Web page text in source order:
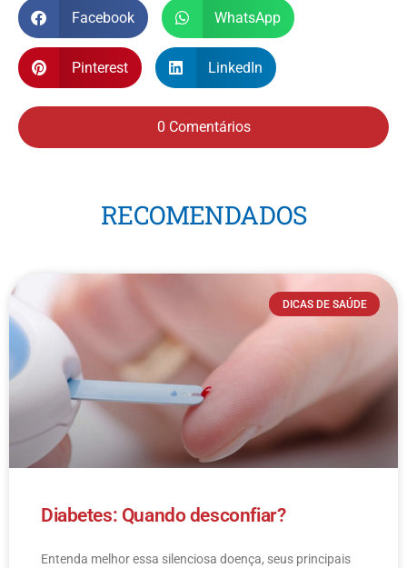
Facebook WhatsApp
Pinterest LinkedIn
0 Comentários
RECOMENDADOS
DICAS DE SAÚDE
Diabetes: Quando desconfiar?
Entenda melhor essa silenciosa doença, seus principais